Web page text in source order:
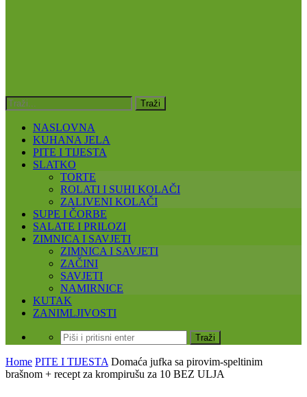
NASLOVNA
KUHANA JELA
PITE I TIJESTA
SLATKO
TORTE
ROLATI I SUHI KOLAČI
ZALIVENI KOLAČI
SUPE I ČORBE
SALATE I PRILOZI
ZIMNICA I SAVJETI
ZIMNICA I SAVJETI
ZAČINI
SAVJETI
NAMIRNICE
KUTAK
ZANIMLJIVOSTI
Home PITE I TIJESTA Domaća jufka sa pirovim-speltinim
brašnom + recept za krompirušu za 10 BEZ ULJA